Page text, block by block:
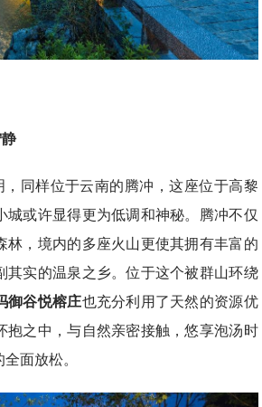
，同样位于云南的腾冲，这座位于高黎
城或许显得更为低调和神秘。腾冲不仅
林，境内的多座火山更使其拥有丰富的
其实的温泉之乡。位于这个被群山环绕
御谷悦榕庄也充分利用了天然的资源优
抱之中，与自然亲密接触，悠享泡汤时
面放松。